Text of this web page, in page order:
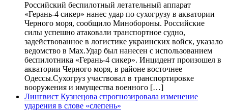
Российский беспилотный летательный аппарат
«Герань-4 сикер» нанес удар по сухогрузу в акватории
Черного моря, сообщило Минобороны. Российские
силы успешно атаковали транспортное судно,
задействованное в логистике украинских войск, указало
ведомство в Max.Удар был нанесен с использованием
беспилотника «Герань-4 сикер». Инцидент произошел в
акватории Черного моря, в районе восточнее
Одессы.Сухогруз участвовал в транспортировке
вооружения и имущества военного […]
Лингвист Кузнецова спрогнозировала изменение
ударения в слове «слепень»